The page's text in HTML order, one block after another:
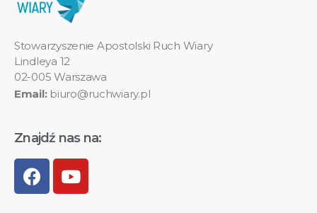
Stowarzyszenie Apostolski Ruch Wiary
Lindleya 12
02-005 Warszawa
Email:biuro@ruchwiary.pl
Znajdź nas na: